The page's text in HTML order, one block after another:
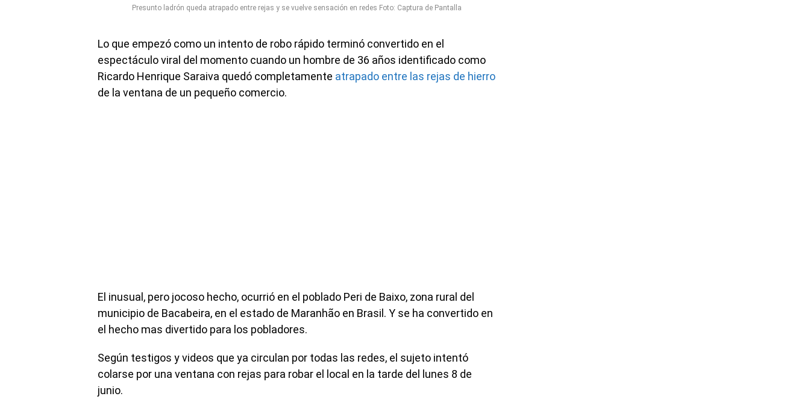
Presunto ladrón queda atrapado entre rejas y se vuelve sensación en redes Foto: Captura de Pantalla
Lo que empezó como un intento de robo rápido terminó convertido en el
espectáculo viral del momento cuando un hombre de 36 años identificado como
Ricardo Henrique Saraiva quedó completamente atrapado entre las rejas de hierro
de la ventana de un pequeño comercio.
El inusual, pero jocoso hecho, ocurrió en el poblado Peri de Baixo, zona rural del
municipio de Bacabeira, en el estado de Maranhão en Brasil. Y se ha convertido en
el hecho mas divertido para los pobladores.
Según testigos y videos que ya circulan por todas las redes, el sujeto intentó
colarse por una ventana con rejas para robar el local en la tarde del lunes 8 de
junio.